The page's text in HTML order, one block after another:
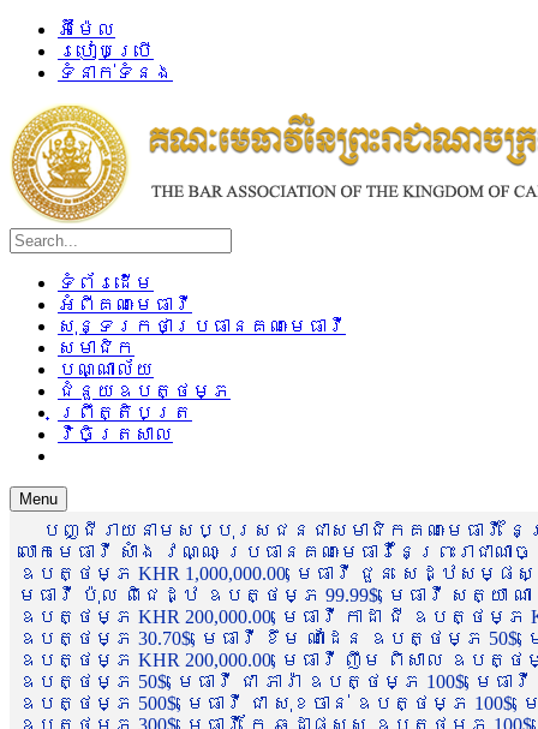
អ៊ីម៉ែល
របៀបប្រើ
ទំនាក់ទំនង
ទំព័រដើម
អំពីគណៈមេធាវី
សុន្ទរកថាប្រធានគណៈមេធាវី
សមាជិក
បណ្ណាល័យ
ជំនួយឧបត្ថម្ភ
ព្រឹត្តិបត្រ
វិចិត្រសាល
Menu
បញ្ជីរាយនាមសប្បុរសជនជាសមាជិកគណៈមេធាវី
លោកមេធាវី សាំង វណ្ណៈ ប្រធានគណៈមេធាវីនៃព្រះរា
ឧបត្ថម្ភ KHR 1,000,000.00, មេធាវី ជួន សេដ្ឋស
មេធាវី ប៉ុល ពិជេដ្ឋ ឧបត្ថម្ភ 99.99$, មេធាវី សត្យា ណ
ឧបត្ថម្ភ KHR 200,000.00, មេធាវី កាដា ជី ឧបត្ថម្ភ
ឧបត្ថម្ភ 30.70$, មេធាវី ខឹម ណាដែន ឧបត្ថម្ភ 50$,
ឧបត្ថម្ភ KHR 200,000.00, មេធាវី ញឹម ពិសាល ឧបត្ថ
ឧបត្ថម្ភ 50$, មេធាវី ជា ភារ៉ា ឧបត្ថម្ភ 100$, មេ
ឧបត្ថម្ភ 500$, មេធាវី ជា សុខចាន់ ឧបត្ថម្ភ
ឧបត្ថម្ភ 300$, មេធាវី កែ ឆដាផស្ស ឧបត្ថម្ភ